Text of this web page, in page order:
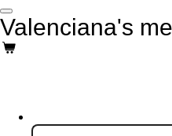
Ga
direct
naar
de
Valenciana's